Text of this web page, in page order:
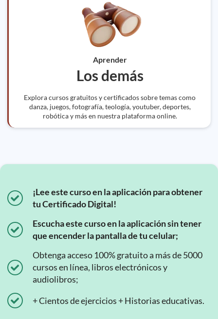
Aprender
Los demás
Explora cursos gratuitos y certificados sobre temas como
danza, juegos, fotografía, teología, youtuber, deportes,
robótica y más en nuestra plataforma online.
¡Lee este curso en la aplicación para obtener
tu Certificado Digital!
Escucha este curso en la aplicación sin tener
que encender la pantalla de tu celular;
Obtenga acceso 100% gratuito a más de 5000
cursos en línea, libros electrónicos y
audiolibros;
+ Cientos de ejercicios + Historias educativas.